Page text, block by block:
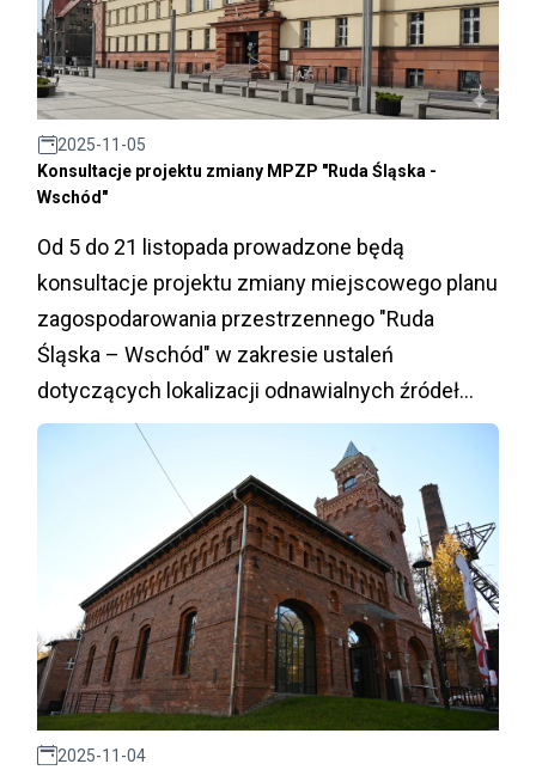
2025-11-05
Konsultacje projektu zmiany MPZP "Ruda Śląska -
Wschód"
Od 5 do 21 listopada prowadzone będą
konsultacje projektu zmiany miejscowego planu
zagospodarowania przestrzennego "Ruda
Śląska – Wschód" w zakresie ustaleń
dotyczących lokalizacji odnawialnych źródeł
energii.
2025-11-04